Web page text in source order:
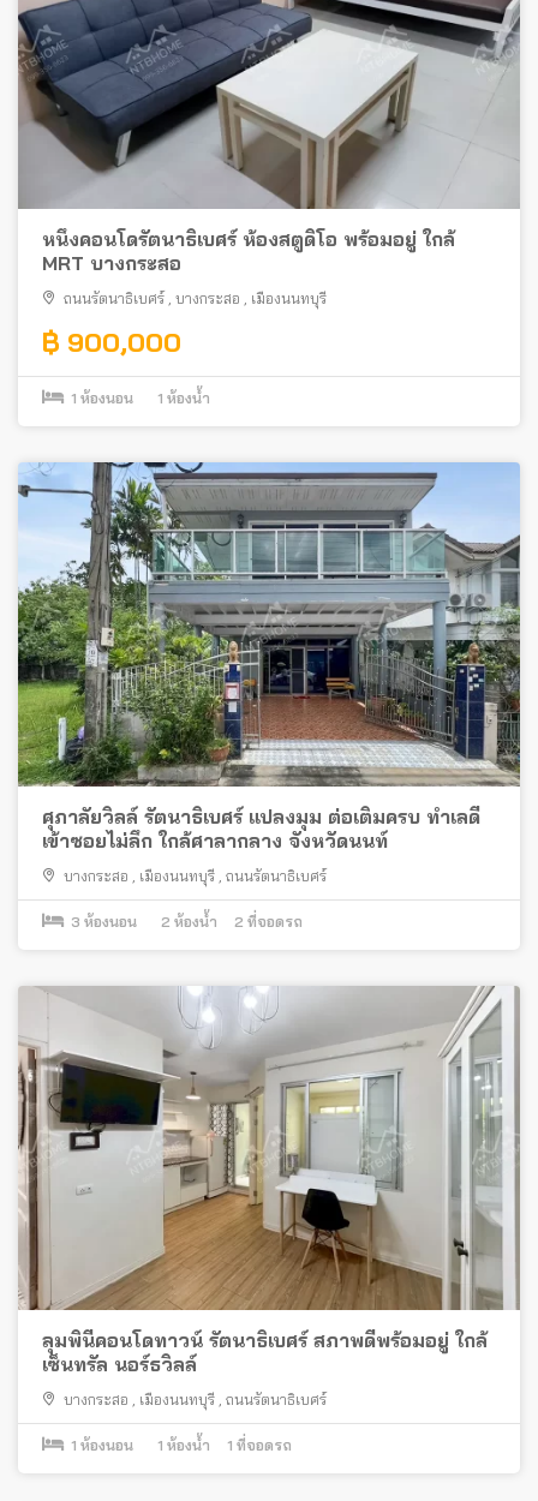
หนึ่งคอนโดรัตนาธิเบศร์ ห้องสตูดิโอ พร้อมอยู่ ใกล้
MRT บางกระสอ
ถนนรัตนาธิเบศร์ บางกระสอ เมืองนนทบุรี
฿ 900,000
1 ห้องนอน 1 ห้องน้ำ
ศุภาลัยวิลล์ รัตนาธิเบศร์ แปลงมุม ต่อเติมครบ ทำเลดี
เข้าซอยไม่ลึก ใกล้ศาลากลาง จังหวัดนนท์
บางกระสอ เมืองนนทบุรี ถนนรัตนาธิเบศร์
3 ห้องนอน 2 ห้องน้ำ 2 ที่จอดรถ
ลุมพินีคอนโดทาวน์ รัตนาธิเบศร์ สภาพดีพร้อมอยู่ ใกล้
เซ็นทรัล นอร์ธวิลล์
บางกระสอ เมืองนนทบุรี ถนนรัตนาธิเบศร์
1 ห้องนอน 1 ห้องน้ำ 1 ที่จอดรถ